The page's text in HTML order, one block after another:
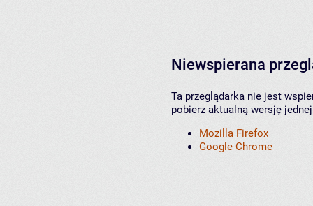
Niewspierana
Ta przeglądarka nie jest
pobierz aktualną wersję
Mozilla Firefox
Google Chrome